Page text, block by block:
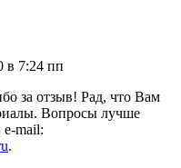
в 7:24 пп
за отзыв! Рад, что Вам
Вопросы лучше
e-mail:
.